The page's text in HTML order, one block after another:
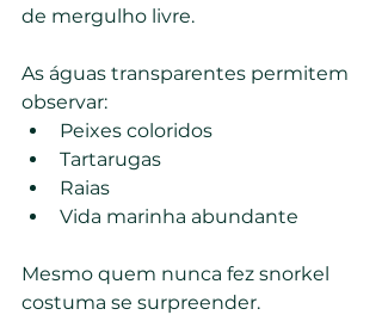
de mergulho livre.
As águas transparentes permitem
observar:
Peixes coloridos
Tartarugas
Raias
Vida marinha abundante
Mesmo quem nunca fez snorkel
costuma se surpreender.